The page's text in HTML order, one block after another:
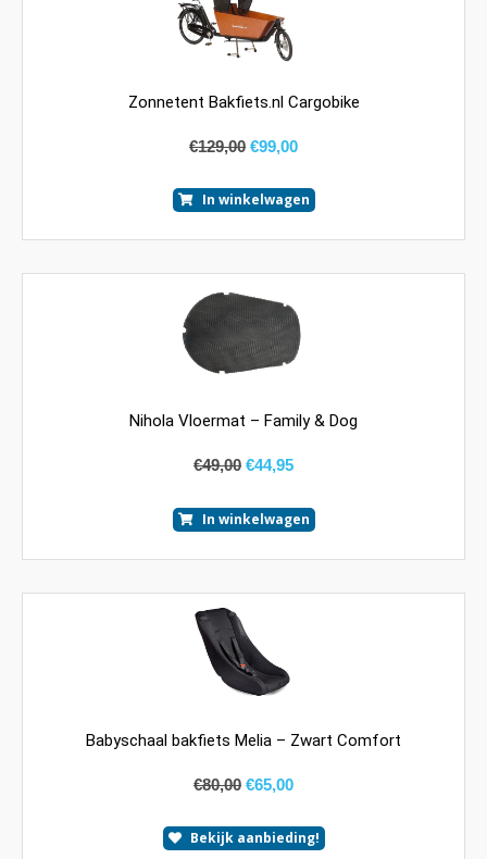
Zonnetent Bakfiets.nl Cargobike
€129,00 €99,00
In winkelwagen
Nihola Vloermat – Family & Dog
€49,00 €44,95
In winkelwagen
Babyschaal bakfiets Melia – Zwart Comfort
€80,00 €65,00
Bekijk aanbieding!